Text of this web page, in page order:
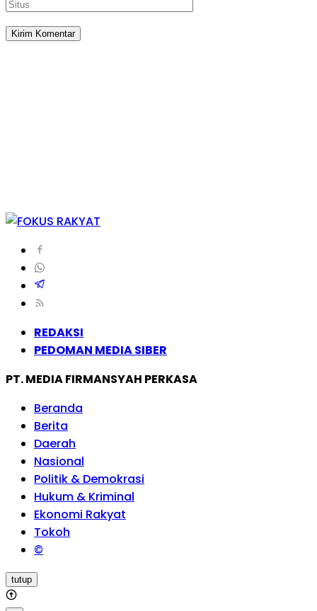
REDAKSI
PEDOMAN MEDIA SIBER
PT. MEDIA FIRMANSYAH PERKASA
Beranda
Berita
Daerah
Nasional
Politik & Demokrasi
Hukum & Kriminal
Ekonomi Rakyat
Tokoh
©
tutup